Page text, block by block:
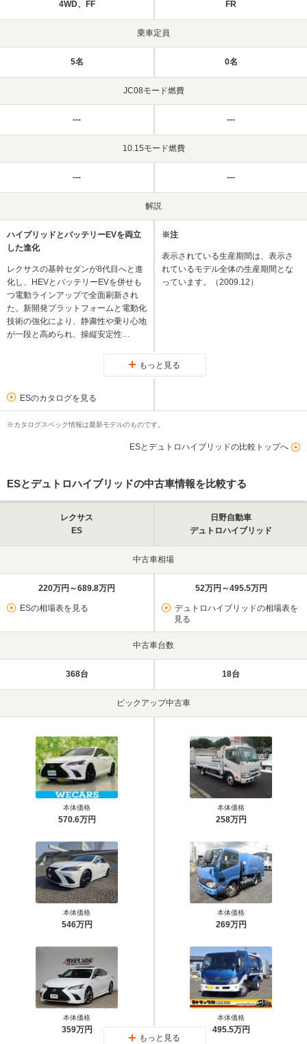
4WD、FF FR
乗車定員
5名 0名
JC08モード燃費
--- ---
10.15モード燃費
--- ---
解説
ハイブリッドとバッテリーEVを両立
した進化
レクサスの基幹セダンが8代目へと進
化し、HEVとバッテリーEVを併せも
つ電動ラインアップで全面刷新され
た。新開発プラットフォームと電動化
技術の強化により、静粛性や乗り心地
が一段と高められ、操縦安定性…
※注
表示されている生産期間は、表示さ
れているモデル全体の生産期間とな
っています。（2009.12）
もっと見る
ESのカタログを見る
※カタログスペック情報は最新モデルのものです。
ESとデュトロハイブリッドの比較トップへ
ESとデュトロハイブリッドの中古車情報を比較する
レクサス
ES
日野自動車
デュトロハイブリッド
中古車相場
220万円～689.8万円
ESの相場表を見る
52万円～495.5万円
デュトロハイブリッドの相場表を
見る
中古車台数
368台 18台
ピックアップ中古車
本体価格
570.6万円
本体価格
546万円
本体価格
359万円
本体価格
258万円
本体価格
269万円
本体価格
495.5万円
もっと見る